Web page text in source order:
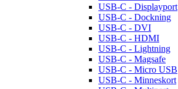
USB-C - Displayport
USB-C - Dockning
USB-C - DVI
USB-C - HDMI
USB-C - Lightning
USB-C - Magsafe
USB-C - Micro USB
USB-C - Minneskort